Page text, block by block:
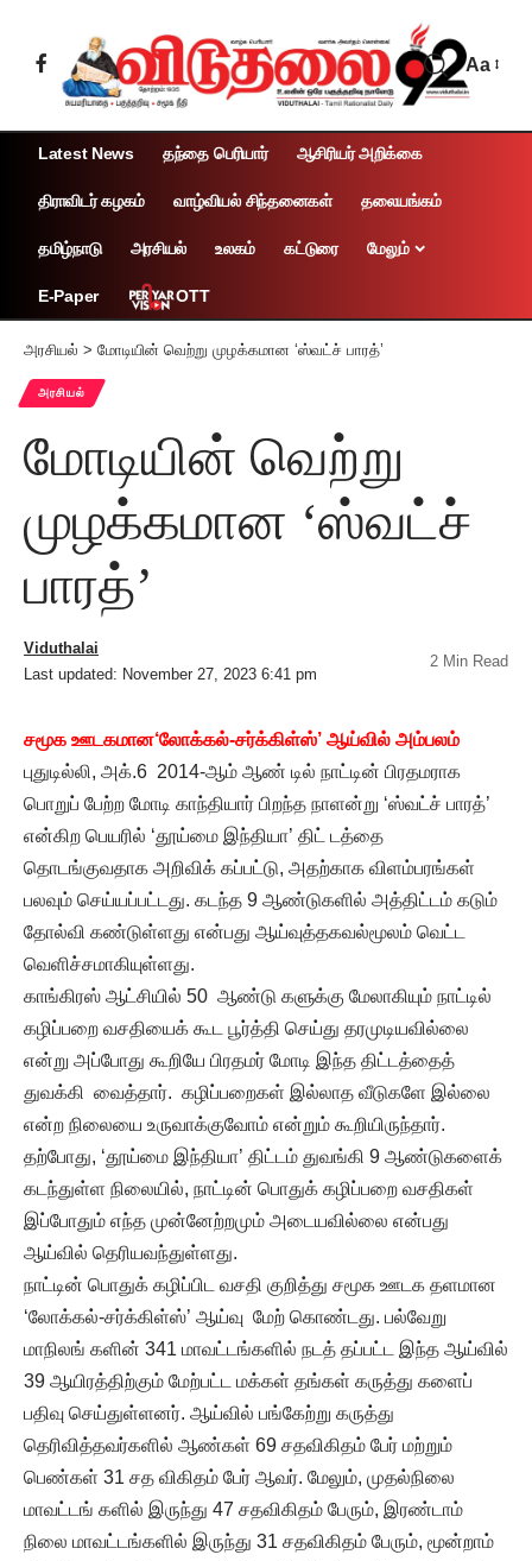
Aa
Latest News தந்தை பெரியார் ஆசிரியர் அறிக்கை
திராவிடர் கழகம் வாழ்வியல் சிந்தனைகள் தலையங்கம்
தமிழ்நாடு அரசியல் உலகம் கட்டுரை மேலும்
E-Paper OTT
அரசியல் > மோடியின் வெற்று முழக்கமான ‘ஸ்வட்ச் பாரத்’
அரசியல்
மோடியின் வெற்று
முழக்கமான ‘ஸ்வட்ச்
பாரத்’
Last updated: November 27, 2023 6:41 pm
Viduthalai
2 Min Read
சமூக ஊடகமான‘லோக்கல்-சர்க்கிள்ஸ்’ ஆய்வில் அம்பலம்
புதுடில்லி, அக்.6 2014-ஆம் ஆண் டில் நாட்டின் பிரதமராக
பொறுப் பேற்ற மோடி காந்தியார் பிறந்த நாளன்று ‘ஸ்வட்ச் பாரத்’
என்கிற பெயரில் ‘தூய்மை இந்தியா’ திட் டத்தை
தொடங்குவதாக அறிவிக் கப்பட்டு, அதற்காக விளம்பரங்கள்
பலவும் செய்யப்பட்டது. கடந்த 9 ஆண்டுகளில் அத்திட்டம் கடும்
தோல்வி கண்டுள்ளது என்பது ஆய்வுத்தகவல்மூலம் வெட்ட
வெளிச்சமாகியுள்ளது.
காங்கிரஸ் ஆட்சியில் 50 ஆண்டு களுக்கு மேலாகியும் நாட்டில்
கழிப்பறை வசதியைக் கூட பூர்த்தி செய்து தரமுடியவில்லை
என்று அப்போது கூறியே பிரதமர் மோடி இந்த திட்டத்தைத்
துவக்கி வைத்தார். கழிப்பறைகள் இல்லாத வீடுகளே இல்லை
என்ற நிலையை உருவாக்குவோம் என்றும் கூறியிருந்தார்.
தற்போது, ‘தூய்மை இந்தியா’ திட்டம் துவங்கி 9 ஆண்டுகளைக்
கடந்துள்ள நிலையில், நாட்டின் பொதுக் கழிப்பறை வசதிகள்
இப்போதும் எந்த முன்னேற்றமும் அடையவில்லை என்பது
ஆய்வில் தெரியவந்துள்ளது.
நாட்டின் பொதுக் கழிப்பிட வசதி குறித்து சமூக ஊடக தளமான
‘லோக்கல்-சர்க்கிள்ஸ்’ ஆய்வு மேற் கொண்டது. பல்வேறு
மாநிலங் களின் 341 மாவட்டங்களில் நடத் தப்பட்ட இந்த ஆய்வில்
39 ஆயிரத்திற்கும் மேற்பட்ட மக்கள் தங்கள் கருத்து களைப்
பதிவு செய்துள்ளனர். ஆய்வில் பங்கேற்று கருத்து
தெரிவித்தவர்களில் ஆண்கள் 69 சதவிகிதம் பேர் மற்றும்
பெண்கள் 31 சத விகிதம் பேர் ஆவர். மேலும், முதல்நிலை
மாவட்டங் களில் இருந்து 47 சதவிகிதம் பேரும், இரண்டாம்
நிலை மாவட்டங்களில் இருந்து 31 சதவிகிதம் பேரும், மூன்றாம்